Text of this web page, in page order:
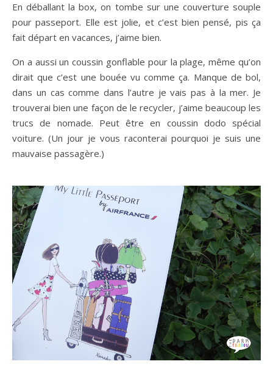
En déballant la box, on tombe sur une couverture souple
pour passeport. Elle est jolie, et c’est bien pensé, pis ça
fait départ en vacances, j’aime bien.
On a aussi un coussin gonflable pour la plage, même qu’on
dirait que c’est une bouée vu comme ça. Manque de bol,
dans un cas comme dans l’autre je vais pas à la mer. Je
trouverai bien une façon de le recycler, j’aime beaucoup les
trucs de nomade. Peut être en coussin dodo spécial
voiture. (Un jour je vous raconterai pourquoi je suis une
mauvaise passagère.)